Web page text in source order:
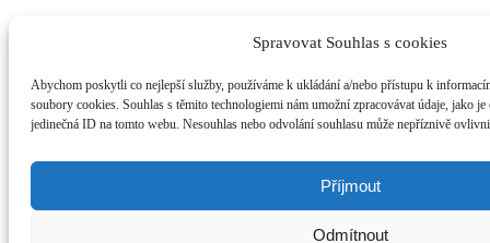
Spravovat Souhlas s cookies
Abychom poskytli co nejlepší služby, používáme k ukládání a/nebo přístupu k
soubory cookies. Souhlas s těmito technologiemi nám umožní zpracovávat údaje, jako
jedinečná ID na tomto webu. Nesouhlas nebo odvolání souhlasu může nepříznivě
Příjmout
Odmítnout